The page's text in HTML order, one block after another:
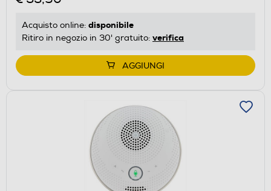
Acquisto online: disponibile
Ritiro in negozio in 30' gratuito: verifica
AGGIUNGI